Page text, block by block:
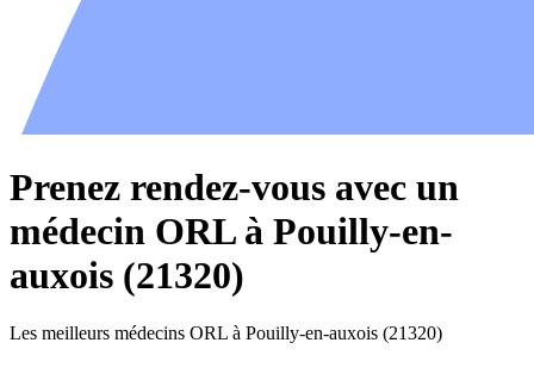
Prenez rendez-vous avec un
médecin ORL à Pouilly-en-
auxois (21320)
Les meilleurs médecins ORL à Pouilly-en-auxois (21320)